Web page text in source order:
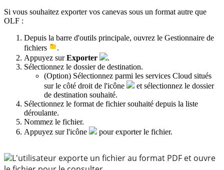
Si vous souhaitez exporter vos canevas sous un format autre que
OLF :
Depuis la barre d'outils principale, ouvrez le Gestionnaire de
fichiers
.
Appuyez surExporter
.
Sélectionnez le dossier de destination.
(Option) Sélectionnez parmi les services Cloud situés
sur le côté droit de l'icône
et sélectionnez le dossier
de destination souhaité.
Sélectionnez le format de fichier souhaité depuis la liste
déroulante.
Nommez le fichier.
Appuyez sur l'icône
pour exporter le fichier.
L'utilisateur exporte un fichier au format PDF et ouvre